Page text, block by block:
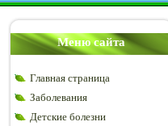
Меню сайта
Главная страница
Заболевания
Детские болезни